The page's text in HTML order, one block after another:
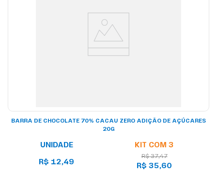
BARRA DE CHOCOLATE 70% CACAU ZERO ADIÇÃO DE AÇÚCARES
20G
UNIDADE
R$ 12,49
KIT COM 3
R$ 37,47
R$ 35,60